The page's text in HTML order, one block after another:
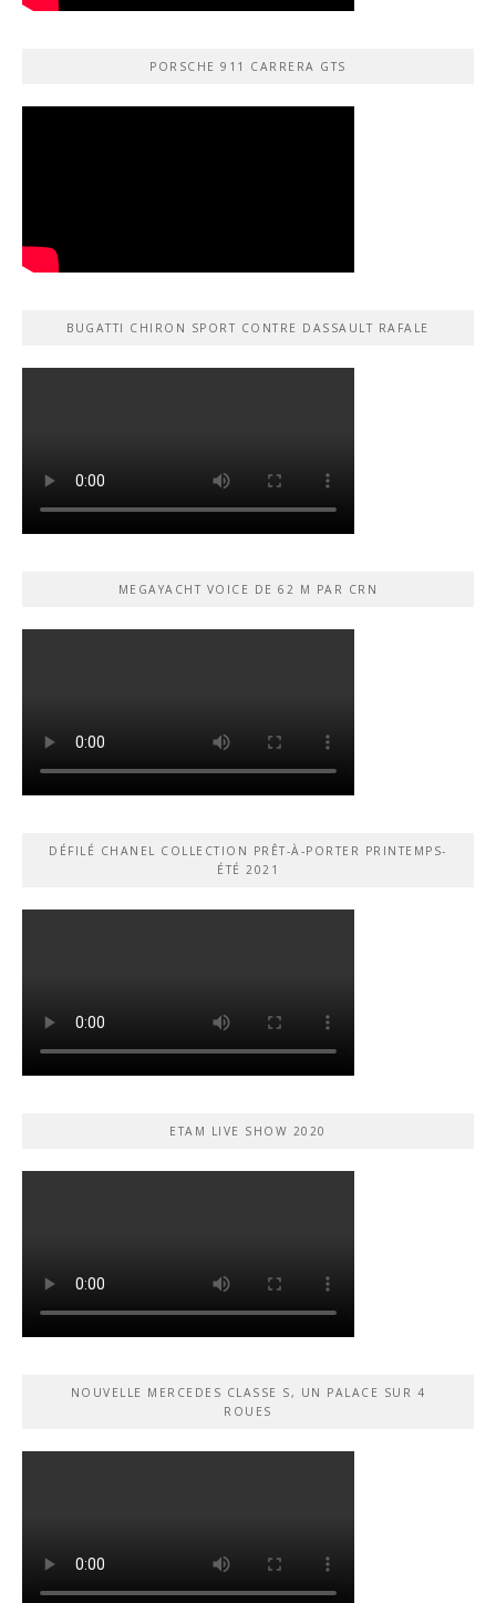
PORSCHE 911 CARRERA GTS
BUGATTI CHIRON SPORT CONTRE DASSAULT RAFALE
MEGAYACHT VOICE DE 62 M PAR CRN
DÉFILÉ CHANEL COLLECTION PRÊT-À-PORTER PRINTEMPS-
ÉTÉ 2021
ETAM LIVE SHOW 2020
NOUVELLE MERCEDES CLASSE S, UN PALACE SUR 4
ROUES